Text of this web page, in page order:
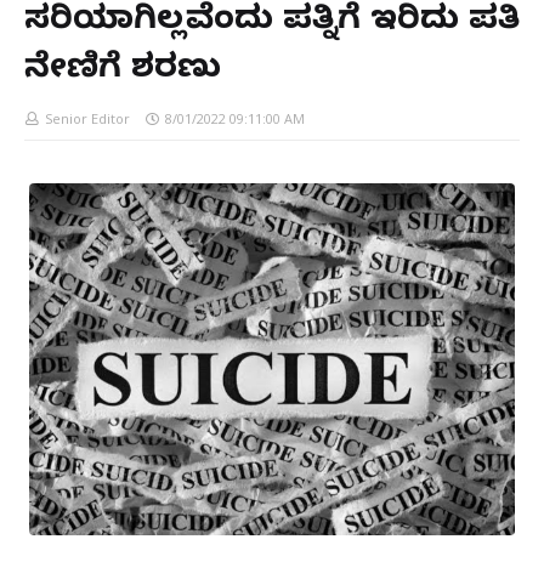
ಸರಿಯಾಗಿಲ್ಲವೆಂದು ಪತ್ನಿಗೆ ಇರಿದು ಪತಿ
ನೇಣಿಗೆ ಶರಣು
Senior Editor 8/01/2022 09:11:00 AM